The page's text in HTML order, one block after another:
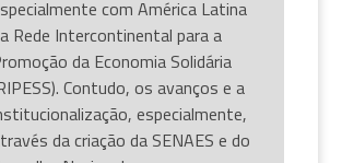
com América Latina
Rede Intercontinental para a
da Economia Solidária
Contudo, os avanços e a
especialmente,
da criação da SENAES e do